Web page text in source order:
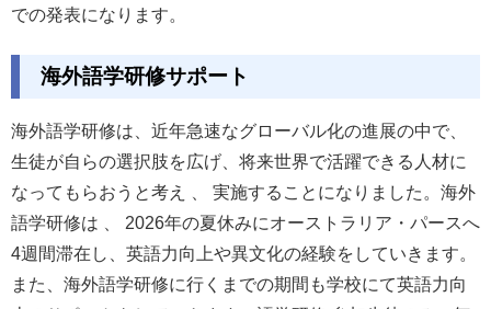
での発表になります。
海外語学研修サポート
海外語学研修は、近年急速なグローバル化の進展の中で、
生徒が自らの選択肢を広げ、将来世界で活躍できる人材に
なってもらおうと考え 、 実施することになりました。海外
語学研修は 、 2026年の夏休みにオーストラリア・パースへ
4週間滞在し、英語力向上や異文化の経験をしていきます。
また、海外語学研修に行くまでの期間も学校にて英語力向